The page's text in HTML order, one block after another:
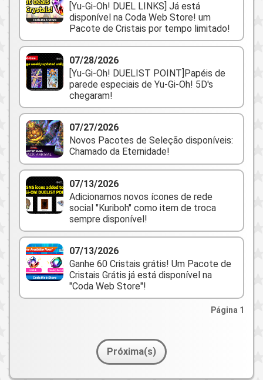
[Yu-Gi-Oh! DUEL LINKS] Já está
disponível na Coda Web Store! um
Pacote de Cristais por tempo limitado!
07/28/2026
[Yu-Gi-Oh! DUELIST POINT]Papéis de
parede especiais de Yu-Gi-Oh! 5D's
chegaram!
07/27/2026
Novos Pacotes de Seleção disponíveis:
Chamado da Eternidade!
07/13/2026
Adicionamos novos ícones de rede
social "Kuriboh" como item de troca
sempre disponível!
07/13/2026
Ganhe 60 Cristais grátis! Um Pacote de
Cristais Grátis já está disponível na
"Coda Web Store"!
Página 1
Próxima(s)